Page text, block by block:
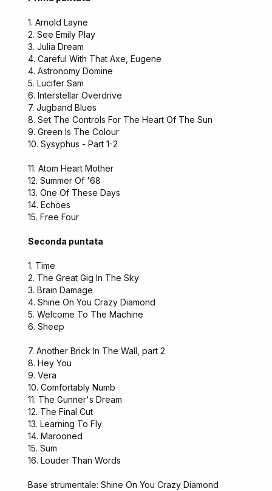
1. Arnold Layne
2. See Emily Play
3. Julia Dream
4. Careful With That Axe, Eugene
4. Astronomy Domine
5. Lucifer Sam
6. Interstellar Overdrive
7. Jugband Blues
8. Set The Controls For The Heart Of The Sun
9. Green Is The Colour
10. Sysyphus - Part 1-2
11. Atom Heart Mother
12. Summer Of '68
13. One Of These Days
14. Echoes
15. Free Four
Seconda puntata
1. Time
2. The Great Gig In The Sky
3. Brain Damage
4. Shine On You Crazy Diamond
5. Welcome To The Machine
6. Sheep
7. Another Brick In The Wall, part 2
8. Hey You
9. Vera
10. Comfortably Numb
11. The Gunner's Dream
12. The Final Cut
13. Learning To Fly
14. Marooned
15. Sum
16. Louder Than Words
Base strumentale: Shine On You Crazy Diamond